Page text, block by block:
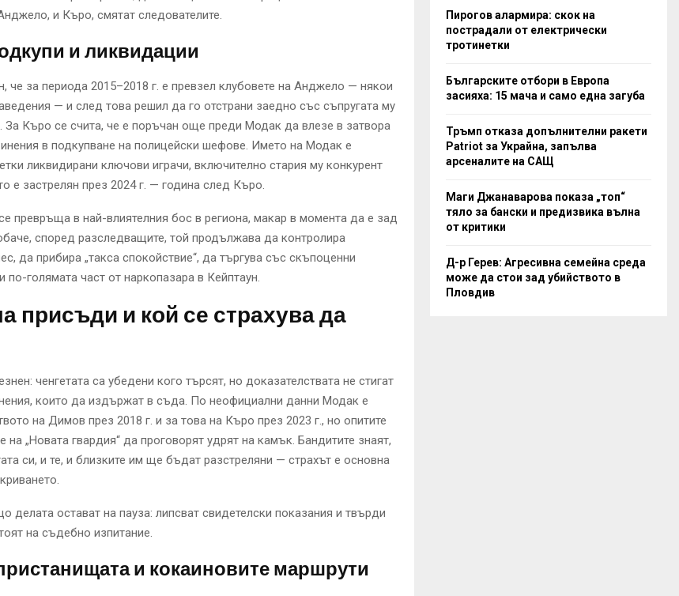
и Къро, смятат следователите.
и ликвидации
че за периода 2015–2018 г. е превзел клубовете на Анджело — някои
— и след това решил да го отстрани заедно със съпругата му
За Къро се счита, че е поръчан още преди Модак да влезе в затвора
в подкупване на полицейски шефове. Името на Модак е
ликвидирани ключови играчи, включително стария му конкурент
е застрелян през 2024 г. — година след Къро.
превръща в най-влиятелния бос в региона, макар в момента да е зад
според разследващите, той продължава да контролира
да прибира „такса спокойствие“, да търгува със скъпоценни
голямата част от наркопазара в Кейптаун.
присъди и кой се страхува да
ченгетата са убедени кого търсят, но доказателствата не стигат
които да издържат в съда. По неофициални данни Модак е
на Димов през 2018 г. и за това на Къро през 2023 г., но опитите
на „Новата гвардия“ да проговорят удрят на камък. Бандитите знаят,
си, и те, и близките им ще бъдат разстреляни — страхът е основна
делата остават на пауза: липсват свидетелски показания и твърди
на съдебно изпитание.
и кокаиновите маршрути
Пирогов алармира: скок на
пострадали от електрически
тротинетки
Българските отбори в Европа
засияха: 15 мача и само една загуба
Тръмп отказа допълнителни ракети
Patriot за Украйна, запълва
арсеналите на САЩ
Маги Джанаварова показа „топ“
тяло за бански и предизвика вълна
от критики
Д-р Герев: Агресивна семейна среда
може да стои зад убийството в
Пловдив